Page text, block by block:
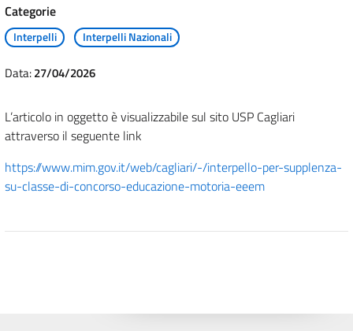
Categorie
Interpelli Interpelli Nazionali
Data:27/04/2026
L’articolo in oggetto è visualizzabile sul sito USP Cagliari
attraverso il seguente link
https://www.mim.gov.it/web/cagliari/-/interpello-per-supplenza-
su-classe-di-concorso-educazione-motoria-eeem